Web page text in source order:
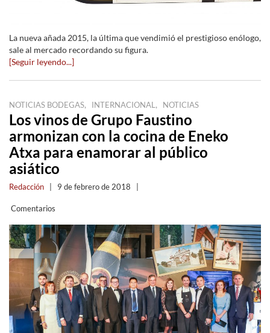
La nueva añada 2015, la última que vendimió el prestigioso enólogo,
sale al mercado recordando su figura.
[Seguir leyendo...]
NOTICIAS BODEGAS, INTERNACIONAL, NOTICIAS
Los vinos de Grupo Faustino
armonizan con la cocina de Eneko
Atxa para enamorar al público
asiático
Redacción 9 de febrero de 2018
Comentarios